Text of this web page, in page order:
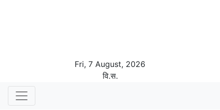
Fri, 7 August, 2026
वि.स.